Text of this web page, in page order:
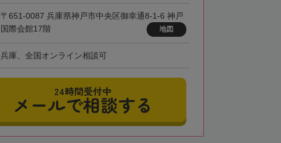
〒651-0087 兵庫県神戸市中央区御幸通8-1-6 神戸
国際会館17階
地図
兵庫、全国オンライン相談可
24時間受付中
メールで相談する